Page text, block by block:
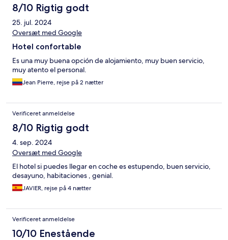
8/10 Rigtig godt
25. jul. 2024
Oversæt med Google
Hotel confortable
Es una muy buena opción de alojamiento, muy buen servicio,
muy atento el personal.
Jean Pierre, rejse på 2 nætter
Verificeret anmeldelse
8/10 Rigtig godt
4. sep. 2024
Oversæt med Google
El hotel si puedes llegar en coche es estupendo, buen servicio,
desayuno, habitaciones , genial.
JAVIER, rejse på 4 nætter
Verificeret anmeldelse
10/10 Enestående